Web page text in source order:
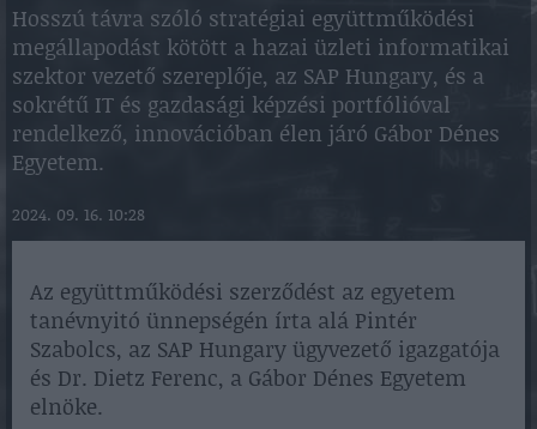
Hosszú távra szóló stratégiai együttműködési
megállapodást kötött a hazai üzleti informatikai
szektor vezető szereplője, az SAP Hungary, és a
sokrétű IT és gazdasági képzési portfólióval
rendelkező, innovációban élen járó Gábor Dénes
Egyetem.
2024. 09. 16. 10:28
Az együttműködési szerződést az egyetem
tanévnyitó ünnepségén írta alá Pintér
Szabolcs, az SAP Hungary ügyvezető igazgatója
és Dr. Dietz Ferenc, a Gábor Dénes Egyetem
elnöke.